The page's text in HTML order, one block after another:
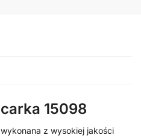
15098
z wysokiej jakości